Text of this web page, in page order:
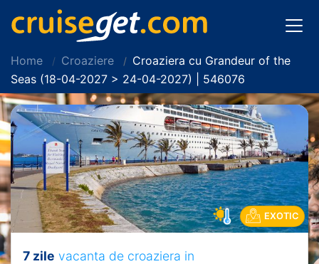
Home Croaziere
Croaziera cu Grandeur of the
Seas (18-04-2027 > 24-04-2027) | 546076
EXOTIC
7 zile vacanta de croaziera in